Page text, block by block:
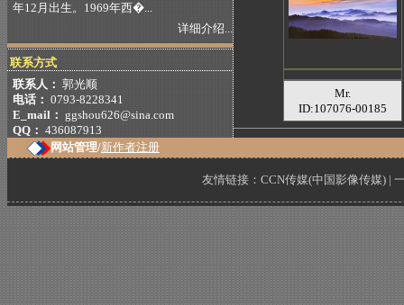
年12月出生。1969年西�...
详细介绍...
联系方式
联系人： 郭光顺
电话： 0793-8228341
E_mail： ggshou626@sina.com
QQ： 436087913
Mr.
ID:107076-00185
网站管理/新作者注册
友情链接： CCN传媒(中国影像传媒) |